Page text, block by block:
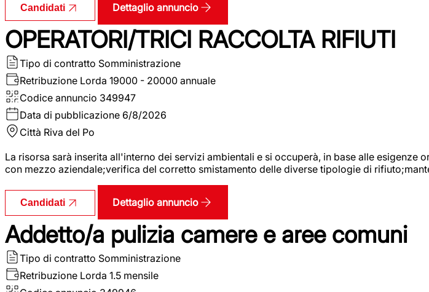
Candidati Dettaglio annuncio
OPERATORI/TRICI RACCOLTA RIFIUTI
Tipo di contratto Somministrazione
Retribuzione Lorda 19000 - 20000 annuale
Codice annuncio 349947
Data di pubblicazione 6/8/2026
Città Riva del Po
La risorsa sarà inserita all'interno dei servizi ambientali e si occuperà, in base alle
con mezzo aziendale;verifica del corretto smistamento delle diverse tipologie di
Candidati Dettaglio annuncio
Addetto/a pulizia camere e aree comuni
Tipo di contratto Somministrazione
Retribuzione Lorda 1.5 mensile